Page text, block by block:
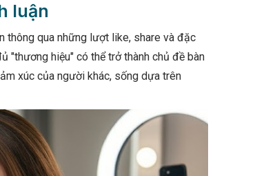
luận
thông qua những lượt like, share và đặc
"thương hiệu" có thể trở thành chủ đề bàn
xúc của người khác, sống dựa trên